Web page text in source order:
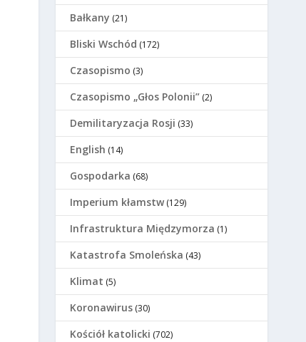
Bałkany (21)
Bliski Wschód (172)
Czasopismo (3)
Czasopismo „Głos Polonii” (2)
Demilitaryzacja Rosji (33)
English (14)
Gospodarka (68)
Imperium kłamstw (129)
Infrastruktura Międzymorza (1)
Katastrofa Smoleńska (43)
Klimat (5)
Koronawirus (30)
Kościół katolicki (702)